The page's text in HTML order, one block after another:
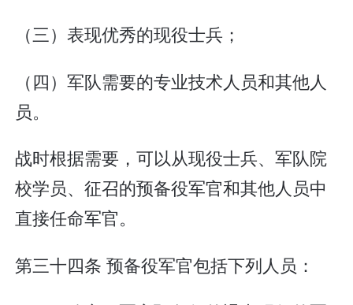
（三）表现优秀的现役士兵；
（四）军队需要的专业技术人员和其他人
员。
战时根据需要，可以从现役士兵、军队院
校学员、征召的预备役军官和其他人员中
直接任命军官。
第三十四条 预备役军官包括下列人员：